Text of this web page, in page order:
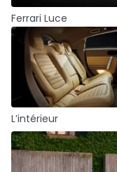
Ferrari Luce
L’intérieur